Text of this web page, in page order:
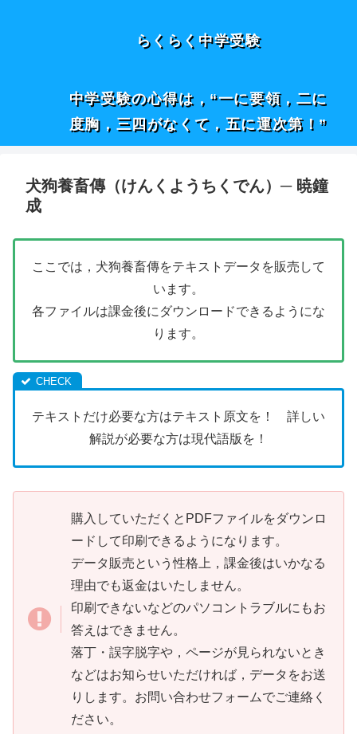
らくらく中学受験
中学受験の心得は，“一に要領，二に
度胸，三四がなくて，五に運次第！”
犬狗養畜傳（けんくようちくでん）─ 暁鐘
成
ここでは，犬狗養畜傳をテキストデータを販売して
います。
各ファイルは課金後にダウンロードできるようにな
ります。
テキストだけ必要な方はテキスト原文を！ 詳しい
解説が必要な方は現代語版を！
購入していただくとPDFファイルをダウンロ
ードして印刷できるようになります。
データ販売という性格上，課金後はいかなる
理由でも返金はいたしません。
印刷できないなどのパソコントラブルにもお
答えはできません。
落丁・誤字脱字や，ページが見られないとき
などはお知らせいただければ，データをお送
りします。お問い合わせフォームでご連絡く
ださい。